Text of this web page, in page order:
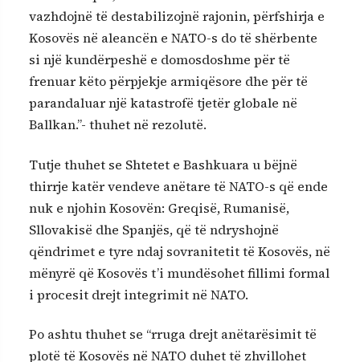
vazhdojnë të destabilizojnë rajonin, përfshirja e
Kosovës në aleancën e NATO-s do të shërbente
si një kundërpeshë e domosdoshme për të
frenuar këto përpjekje armiqësore dhe për të
parandaluar një katastrofë tjetër globale në
Ballkan.”- thuhet në rezolutë.
Tutje thuhet se Shtetet e Bashkuara u bëjnë
thirrje katër vendeve anëtare të NATO-s që ende
nuk e njohin Kosovën: Greqisë, Rumanisë,
Sllovakisë dhe Spanjës, që të ndryshojnë
qëndrimet e tyre ndaj sovranitetit të Kosovës, në
mënyrë që Kosovës t’i mundësohet fillimi formal
i procesit drejt integrimit në NATO.
Po ashtu thuhet se “rruga drejt anëtarësimit të
plotë të Kosovës në NATO duhet të zhvillohet